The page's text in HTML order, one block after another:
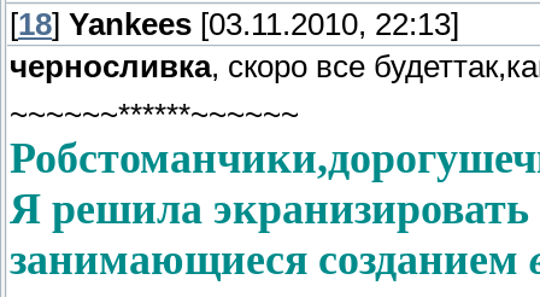
[18] Yankees [03.11.2010, 22:13]
черносливка, скоро все
~~~~~~******~~~~~~
Я решила экранизировать
занимающиеся созданием